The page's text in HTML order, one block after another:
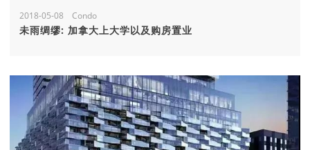
2018-05-08 Condo
未雨绸缪: 加拿大上大学以及购房置业